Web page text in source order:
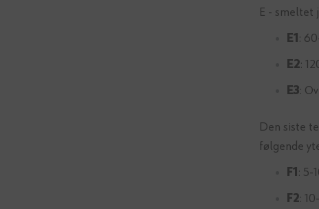
E - smeltet
E1 :
E2:
E3:
Den siste
følgende
F1 : 5-
F2: